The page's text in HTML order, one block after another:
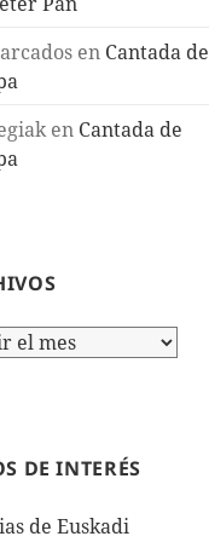
en Cantada de
en Cantada de
DE INTERÉS
de Euskadi